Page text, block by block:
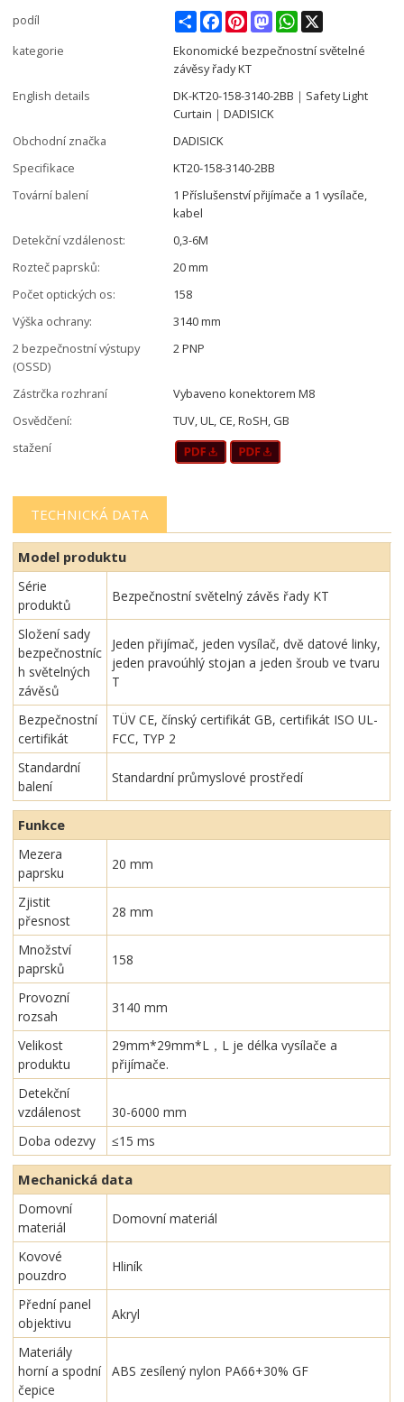
podíl ShareFacebookPinterestMastodonWhatsApp
kategorie
Ekonomické bezpečnostní světelné
závěsy řady KT
English details
DK-KT20-158-3140-2BB｜Safety Light
Curtain｜DADISICK
Obchodní značka
DADISICK
Specifikace
KT20-158-3140-2BB
Tovární balení
1 Příslušenství přijímače a 1 vysílače,
kabel
Detekční vzdálenost:
0,3-6M
Rozteč paprsků:
20 mm
Počet optických os:
158
Výška ochrany:
3140 mm
2 bezpečnostní výstupy
(OSSD)
2 PNP
Zástrčka rozhraní
Vybaveno konektorem M8
Osvědčení:
TUV, UL, CE, RoSH, GB
stažení
TECHNICKÁ DATA
Model produktu
Série
produktů
Bezpečnostní světelný závěs řady KT
Složení sady
bezpečnostníc
h světelných
závěsů
Jeden přijímač, jeden vysílač, dvě datové linky,
jeden pravoúhlý stojan a jeden šroub ve tvaru
T
Bezpečnostní
certifikát
TÜV CE, čínský certifikát GB, certifikát ISO UL-
FCC, TYP 2
Standardní
balení
Standardní průmyslové prostředí
Funkce
Mezera
paprsku
20 mm
Zjistit
přesnost
28 mm
Množství
paprsků
158
Provozní
rozsah
3140 mm
Velikost
produktu
29mm*29mm*L，L je délka vysílače a
přijímače.
Detekční
vzdálenost
30-6000 mm
Doba odezvy
≤15 ms
Mechanická data
Domovní
materiál
Domovní materiál
Kovové
pouzdro
Hliník
Přední panel
objektivu
Akryl
Materiály
horní a spodní
čepice
ABS zesílený nylon PA66+30% GF